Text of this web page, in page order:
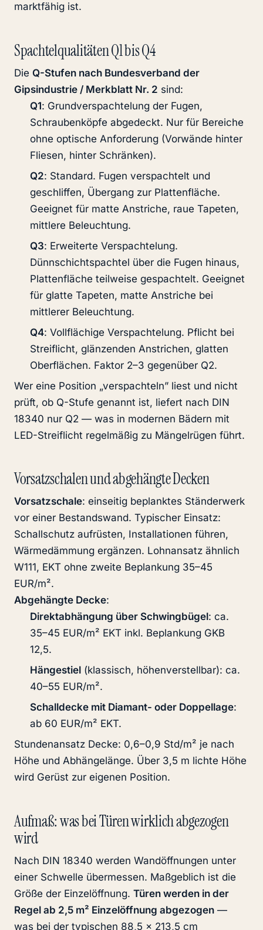
marktfähig ist.
Spachtelqualitäten Q1 bis Q4
Die Q-Stufen nach Bundesverband der
Gipsindustrie / Merkblatt Nr. 2 sind:
Q1: Grundverspachtelung der Fugen,
Schraubenköpfe abgedeckt. Nur für Bereiche
ohne optische Anforderung (Vorwände hinter
Fliesen, hinter Schränken).
Q2: Standard. Fugen verspachtelt und
geschliffen, Übergang zur Plattenfläche.
Geeignet für matte Anstriche, raue Tapeten,
mittlere Beleuchtung.
Q3: Erweiterte Verspachtelung.
Dünnschichtspachtel über die Fugen hinaus,
Plattenfläche teilweise gespachtelt. Geeignet
für glatte Tapeten, matte Anstriche bei
mittlerer Beleuchtung.
Q4: Vollflächige Verspachtelung. Pflicht bei
Streiflicht, glänzenden Anstrichen, glatten
Oberflächen. Faktor 2–3 gegenüber Q2.
Wer eine Position „verspachteln” liest und nicht
prüft, ob Q-Stufe genannt ist, liefert nach DIN
18340 nur Q2 — was in modernen Bädern mit
LED-Streiflicht regelmäßig zu Mängelrügen führt.
Vorsatzschalen und abgehängte Decken
Vorsatzschale: einseitig beplanktes Ständerwerk
vor einer Bestandswand. Typischer Einsatz:
Schallschutz aufrüsten, Installationen führen,
Wärme­dämmung ergänzen. Lohnansatz ähnlich
W111, EKT ohne zweite Beplankung 35–45
EUR/m².
Abgehängte Decke:
Direktabhängung über Schwingbügel: ca.
35–45 EUR/m² EKT inkl. Beplankung GKB
12,5.
Hängestiel (klassisch, höhenverstellbar): ca.
40–55 EUR/m².
Schall­decke mit Diamant- oder Doppellage:
ab 60 EUR/m² EKT.
Stundenansatz Decke: 0,6–0,9 Std/m² je nach
Höhe und Abhängelänge. Über 3,5 m lichte Höhe
wird Gerüst zur eigenen Position.
Aufmaß: was bei Türen wirklich abgezogen
wird
Nach DIN 18340 werden Wandöffnungen unter
einer Schwelle übermessen. Maßgeblich ist die
Größe der Einzelöffnung. Türen werden in der
Regel ab 2,5 m² Einzelöffnung abgezogen —
was bei der typischen 88,5 × 213,5 cm